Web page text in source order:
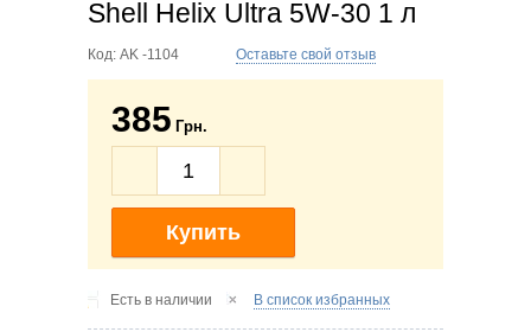
Shell Helix Ultra 5W-30 1 л
Код: AK -1104 Оставьте свой отзыв
385 Грн.
Купить
Есть в наличии В список избранных